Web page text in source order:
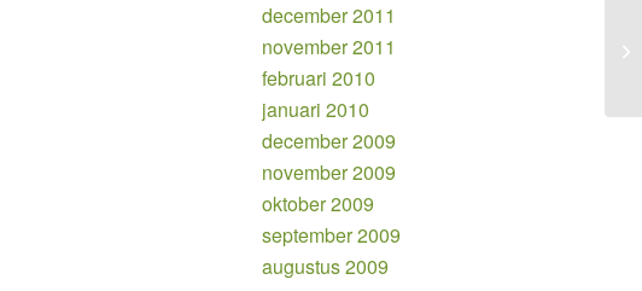
december 2011
november 2011
februari 2010
januari 2010
december 2009
november 2009
oktober 2009
september 2009
augustus 2009